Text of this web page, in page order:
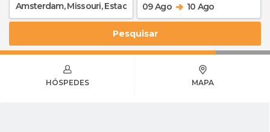
09 Ago 10 Ago
Pesquisar
HÓSPEDES MAPA